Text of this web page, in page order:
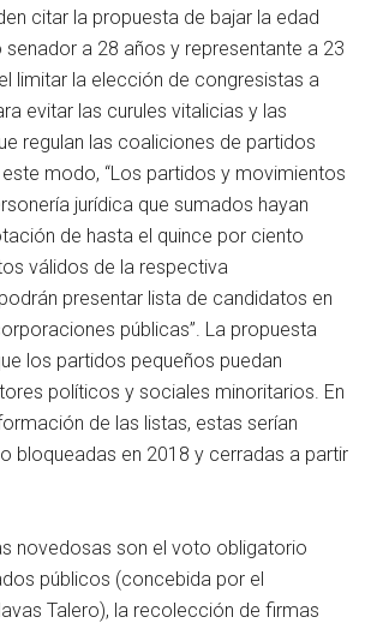
citar la propuesta de bajar la edad
senador a 28 años y representante a 23
limitar la elección de congresistas a
evitar las curules vitalicias y las
regulan las coaliciones de partidos
modo, “Los partidos y movimientos
jurídica que sumados hayan
de hasta el quince por ciento
válidos de la respectiva
presentar lista de candidatos en
públicas”. La propuesta
los partidos pequeños puedan
políticos y sociales minoritarios. En
de las listas, estas serían
bloqueadas en 2018 y cerradas a partir
novedosas son el voto obligatorio
públicos (concebida por el
Talero), la recolección de firmas